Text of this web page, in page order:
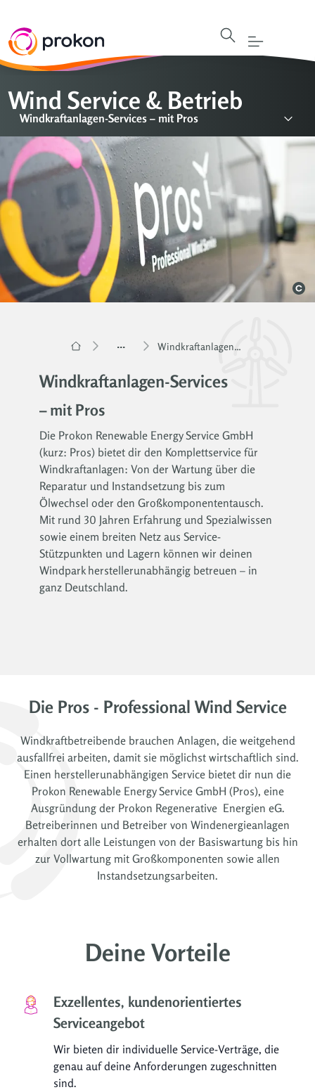
Wind Service & Betrieb
Windkraftanlagen-Services – mit Pros
... Windkraftanlagen-Services – mit Pros
Windkraftanlagen-Services
– mit Pros
Die Prokon Renewable Energy Service GmbH
(kurz: Pros) bietet dir den Komplettservice für
Windkraftanlagen: Von der Wartung über die
Reparatur und Instandsetzung bis zum
Ölwechsel oder den Großkomponententausch.
Mit rund 30 Jahren Erfahrung und Spezialwissen
sowie einem breiten Netz aus Service-
Stützpunkten und Lagern können wir deinen
Windpark herstellerunabhängig betreuen – in
ganz Deutschland.
Die Pros - Professional Wind Service
Windkraftbetreibende brauchen Anlagen, die weitgehend
ausfallfrei arbeiten, damit sie möglichst wirtschaftlich sind.
Einen herstellerunabhängigen Service bietet dir nun die
Prokon Renewable Energy Service GmbH (Pros), eine
Ausgründung der Prokon Regenerative Energien eG.
Betreiberinnen und Betreiber von Windenergieanlagen
erhalten dort alle Leistungen von der Basiswartung bis hin
zur Vollwartung mit Großkomponenten sowie allen
Instandsetzungsarbeiten.
Deine Vorteile
Exzellentes, kundenorientiertes
Serviceangebot
Wir bieten dir individuelle Service-Verträge, die
genau auf deine Anforderungen zugeschnitten
sind.